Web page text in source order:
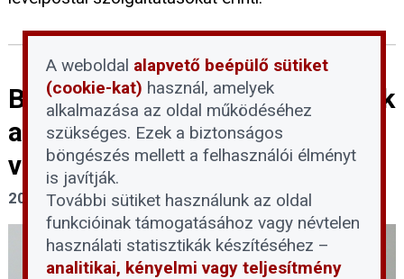
Bezárul egy kiskapu: szigorodik
az Otthontámogatás
visszafizetése
2026. április 24.
A weboldal alapvető beépülő sütiket
(cookie-kat) használ, amelyek
alkalmazása az oldal működéséhez
szükséges. Ezek a biztonságos
böngészés mellett a felhasználói élményt
is javítják.
További sütiket használunk az oldal
funkcióinak támogatásához vagy névtelen
használati statisztikák készítéséhez –
analitikai, kényelmi vagy teljesítmény